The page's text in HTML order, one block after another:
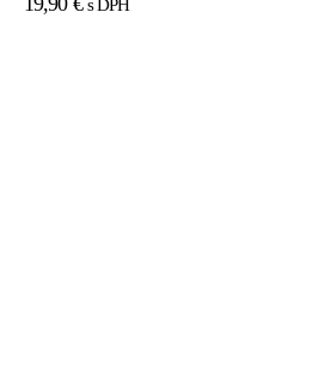
s DPH